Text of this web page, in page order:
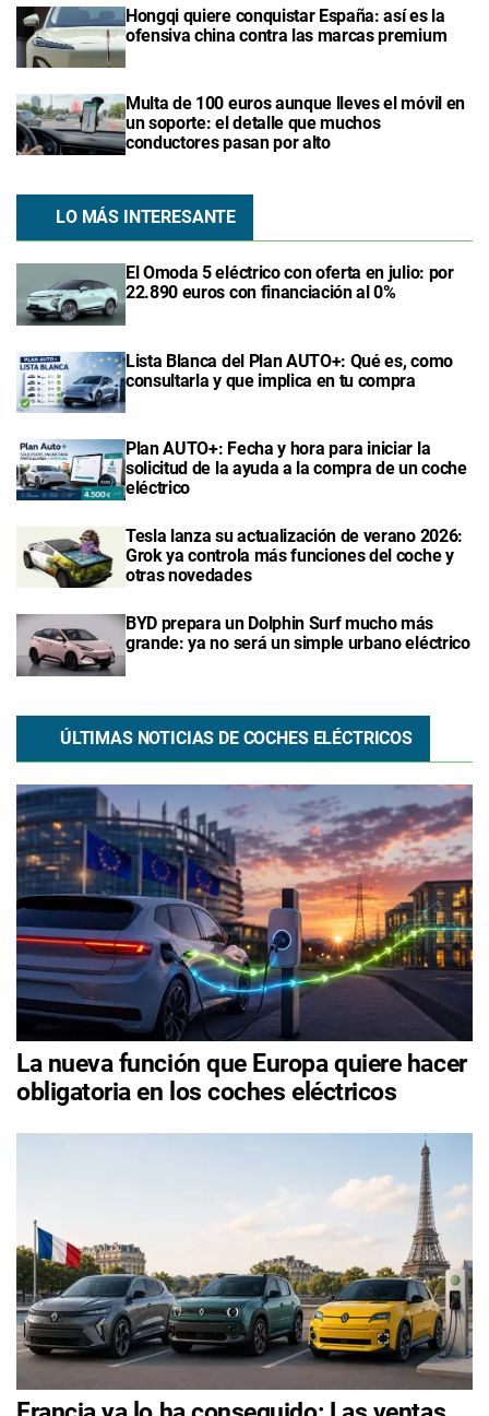
Hongqi quiere conquistar España: así es la
ofensiva china contra las marcas premium
Multa de 100 euros aunque lleves el móvil en
un soporte: el detalle que muchos
conductores pasan por alto
LO MÁS INTERESANTE
El Omoda 5 eléctrico con oferta en julio: por
22.890 euros con financiación al 0%
Lista Blanca del Plan AUTO+: Qué es, como
consultarla y que implica en tu compra
Plan AUTO+: Fecha y hora para iniciar la
solicitud de la ayuda a la compra de un coche
eléctrico
Tesla lanza su actualización de verano 2026:
Grok ya controla más funciones del coche y
otras novedades
BYD prepara un Dolphin Surf mucho más
grande: ya no será un simple urbano eléctrico
ÚLTIMAS NOTICIAS DE COCHES ELÉCTRICOS
La nueva función que Europa quiere hacer
obligatoria en los coches eléctricos